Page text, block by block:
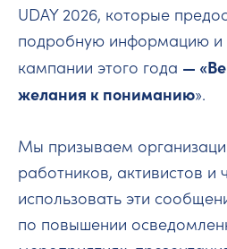
UDAY 2026, которые
подробную информацию и
кампании этого года —
желания к пониманию».
Мы призываем
работников, активистов и
использовать эти
по повышении